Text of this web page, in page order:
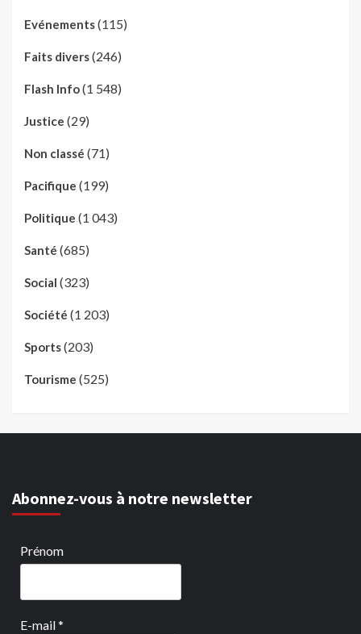
Evénements(115)
Faits divers(246)
Flash Info(1 548)
Justice (29)
Non classé (71)
Pacifique (199)
Politique (1 043)
Santé (685)
Social (323)
Société (1 203)
Sports(203)
Tourisme (525)
Abonnez-vous à notre newsletter
Prénom
E-mail*